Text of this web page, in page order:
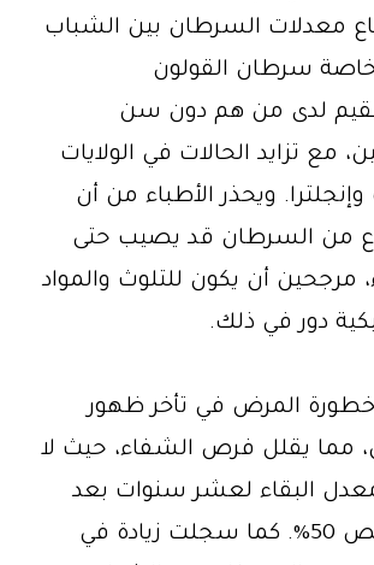
معدلات السرطان بين الشباب
خاصة سرطان القولون
لدى من هم دون سن
مع تزايد الحالات في الولايات
وإنجلترا. ويحذر الأطباء من أن
من السرطان قد يصيب حتى
مرجحين أن يكون للتلوث والمواد
دور في ذلك.
المرض في تأخر ظهور
مما يقلل فرص الشفاء، حيث لا
معدل البقاء لعشر سنوات بعد
التشخيص 50%. كما سجلت زيادة في